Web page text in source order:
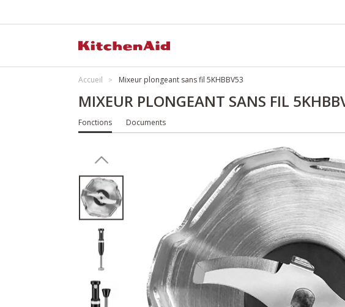
Accueil Mixeur plongeant sans fil 5KHBBV53
MIXEUR PLONGEANT SANS FIL
Fonctions Documents